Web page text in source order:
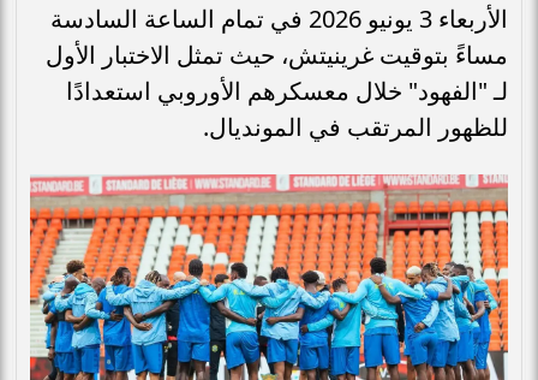
الأربعاء 3 يونيو 2026 في تمام الساعة السادسة
مساءً بتوقيت غرينيتش، حيث تمثل الاختبار الأول
لـ "الفهود" خلال معسكرهم الأوروبي استعدادًا
للظهور المرتقب في المونديال.